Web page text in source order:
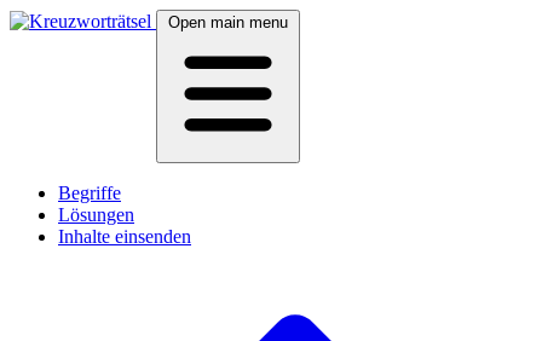
Open main menu
Begriffe
Lösungen
Inhalte einsenden